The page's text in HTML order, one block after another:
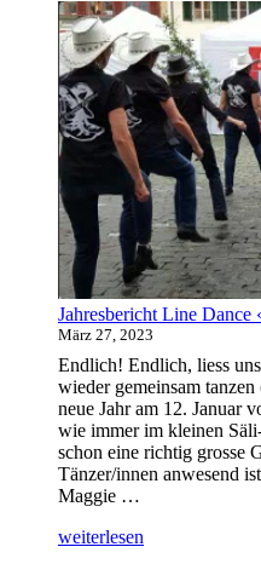
Line
Dance,
Rio
Grande
Dancers “
Jahresbericht Line Dance
März 27, 2023
Endlich! Endlich, liess
wieder gemeinsam
neue Jahr am 12. Januar
wie immer im kleinen
schon eine richtig grosse
Tänzer/innen anwesend
Maggie …
„Jahresbericht
weiterlesen